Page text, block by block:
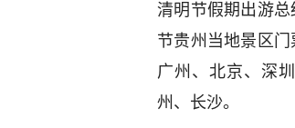
清明节假期出游
节贵州当地景区门
广州、北京、深
州、长沙。